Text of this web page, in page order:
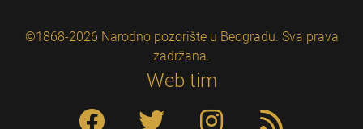
©1868-2026 Narodno pozorište u Beogradu. Sva prava
zadržana.
Web tim